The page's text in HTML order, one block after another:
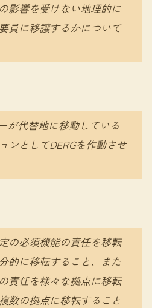
影響を受けない地理的に
員に移譲するかについて
が代替地に移動している
ンとしてDERGを作動させ
の必須機能の責任を移転
的に移転すること、また
責任を様々な拠点に移転
数の拠点に移転すること